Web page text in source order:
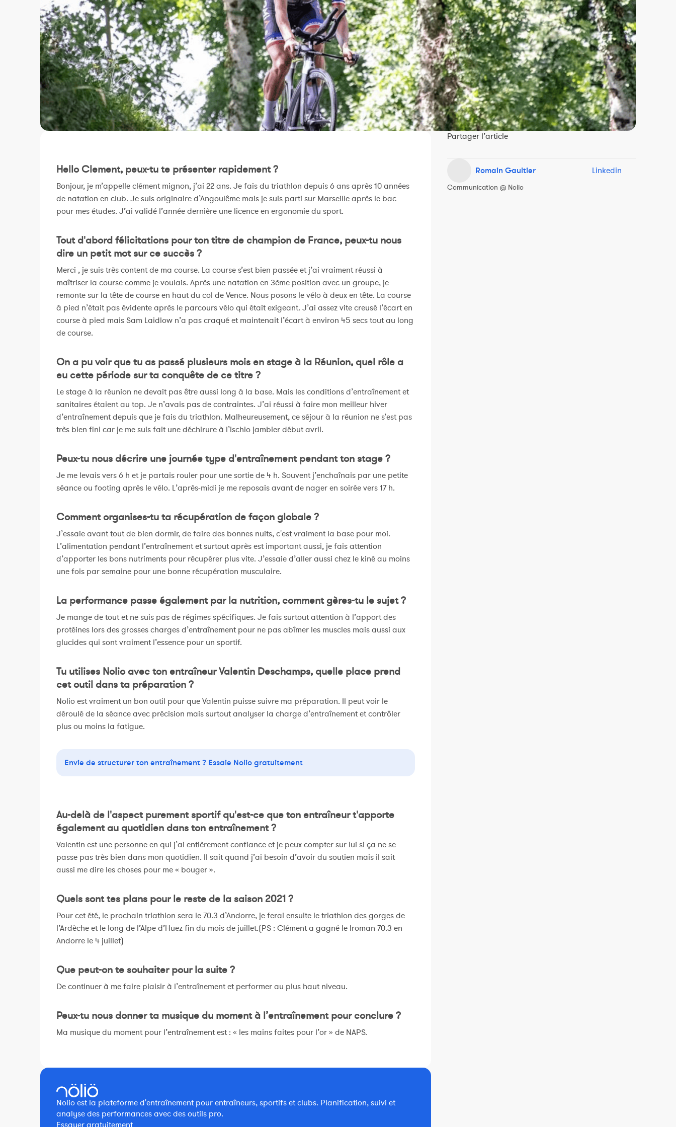
Hello Clement, peux-tu te présenter rapidement ?
Bonjour, je m’appelle clément mignon, j’ai 22 ans. Je fais du triathlon depuis 6 ans après 10 années
de natation en club. Je suis originaire d’Angoulême mais je suis parti sur Marseille après le bac
pour mes études. J’ai validé l’année dernière une licence en ergonomie du sport.
Tout d'abord félicitations pour ton titre de champion de France, peux-tu nous
dire un petit mot sur ce succès ?
Merci , je suis très content de ma course. La course s’est bien passée et j’ai vraiment réussi à
maîtriser la course comme je voulais. Après une natation en 3ème position avec un groupe, je
remonte sur la tête de course en haut du col de Vence. Nous posons le vélo à deux en tête. La course
à pied n’était pas évidente après le parcours vélo qui était exigeant. J’ai assez vite creusé l’écart en
course à pied mais Sam Laidlow n’a pas craqué et maintenait l’écart à environ 45 secs tout au long
de course.
On a pu voir que tu as passé plusieurs mois en stage à la Réunion, quel rôle a
eu cette période sur ta conquête de ce titre ?
Le stage à la réunion ne devait pas être aussi long à la base. Mais les conditions d’entraînement et
sanitaires étaient au top. Je n’avais pas de contraintes. J’ai réussi à faire mon meilleur hiver
d’entraînement depuis que je fais du triathlon. Malheureusement, ce séjour à la réunion ne s’est pas
très bien fini car je me suis fait une déchirure à l’ischio jambier début avril.
Peux-tu nous décrire une journée type d'entraînement pendant ton stage ?
Je me levais vers 6 h et je partais rouler pour une sortie de 4 h. Souvent j’enchaînais par une petite
séance ou footing après le vélo. L’après-midi je me reposais avant de nager en soirée vers 17 h.
Comment organises-tu ta récupération de façon globale ?
J’essaie avant tout de bien dormir, de faire des bonnes nuits, c'est vraiment la base pour moi.
L’alimentation pendant l’entraînement et surtout après est important aussi, je fais attention
d’apporter les bons nutriments pour récupérer plus vite. J’essaie d’aller aussi chez le kiné au moins
une fois par semaine pour une bonne récupération musculaire.
La performance passe également par la nutrition, comment gères-tu le sujet ?
Je mange de tout et ne suis pas de régimes spécifiques. Je fais surtout attention à l’apport des
protéines lors des grosses charges d’entraînement pour ne pas abîmer les muscles mais aussi aux
glucides qui sont vraiment l’essence pour un sportif.
Tu utilises Nolio avec ton entraîneur Valentin Deschamps, quelle place prend
cet outil dans ta préparation ?
Nolio est vraiment un bon outil pour que Valentin puisse suivre ma préparation. Il peut voir le
déroulé de la séance avec précision mais surtout analyser la charge d’entraînement et contrôler
plus ou moins la fatigue.
Envie de structurer ton entraînement ? Essaie Nolio gratuitement
Au-delà de l'aspect purement sportif qu'est-ce que ton entraîneur t'apporte
également au quotidien dans ton entraînement ?
Valentin est une personne en qui j’ai entièrement confiance et je peux compter sur lui si ça ne se
passe pas très bien dans mon quotidien. Il sait quand j’ai besoin d’avoir du soutien mais il sait
aussi me dire les choses pour me « bouger ».
Quels sont tes plans pour le reste de la saison 2021 ?
Pour cet été, le prochain triathlon sera le 70.3 d’Andorre, je ferai ensuite le triathlon des gorges de
l’Ardèche et le long de l’Alpe d’Huez fin du mois de juillet.(PS : Clément a gagné le Iroman 70.3 en
Andorre le 4 juillet)
Que peut-on te souhaiter pour la suite ?
De continuer à me faire plaisir à l’entraînement et performer au plus haut niveau.
Peux-tu nous donner ta musique du moment à l’entraînement pour conclure ?
Ma musique du moment pour l’entraînement est : « les mains faites pour l’or » de NAPS.
Nolio est la plateforme d'entraînement pour entraîneurs, sportifs et clubs. Planification, suivi et
analyse des performances avec des outils pro.
Partager l’article
Romain Gaultier Linkedin
Communication @ Nolio